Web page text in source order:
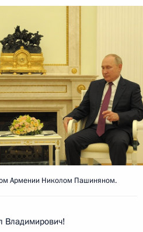
Армении Николом Пашиняном.